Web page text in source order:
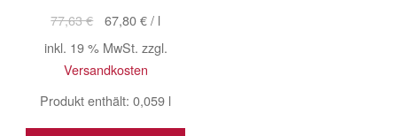
Ätherische Öle und mehr
gesunde Körperpflege
war:
4,58 €
ist:
4,00 €.
77,63€ 67,80€/ l
inkl. 19 % MwSt. zzgl.
Versandkosten
Produkt enthält: 0,059 l